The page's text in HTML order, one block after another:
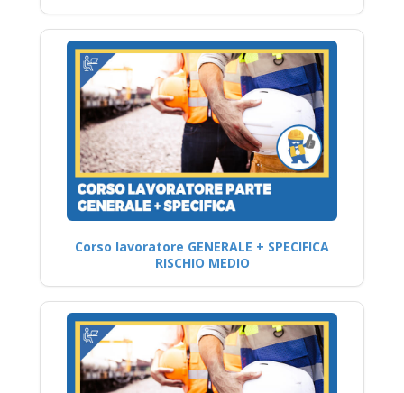
Corso lavoratore GENERALE + SPECIFICA
RISCHIO MEDIO